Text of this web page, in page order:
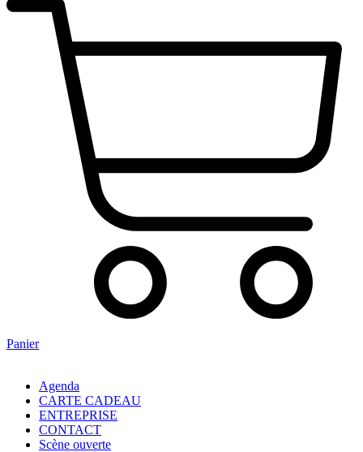
Panier
Agenda
CARTE CADEAU
ENTREPRISE
CONTACT
Scène ouverte